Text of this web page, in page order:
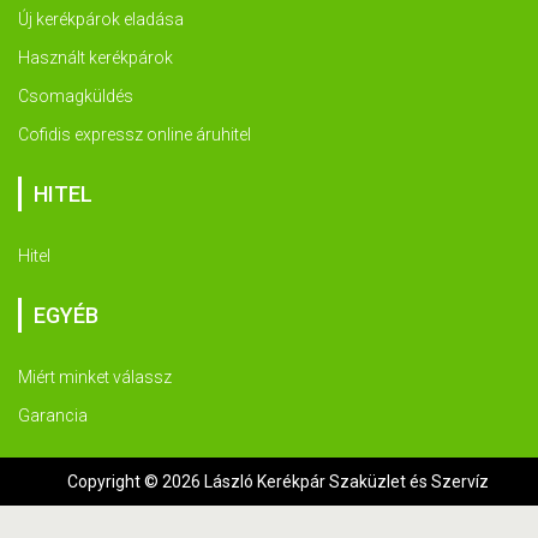
Új kerékpárok eladása
Használt kerékpárok
Csomagküldés
Cofidis expressz online áruhitel
HITEL
Hitel
EGYÉB
Miért minket válassz
Garancia
Copyright © 2026 László Kerékpár Szaküzlet és Szervíz